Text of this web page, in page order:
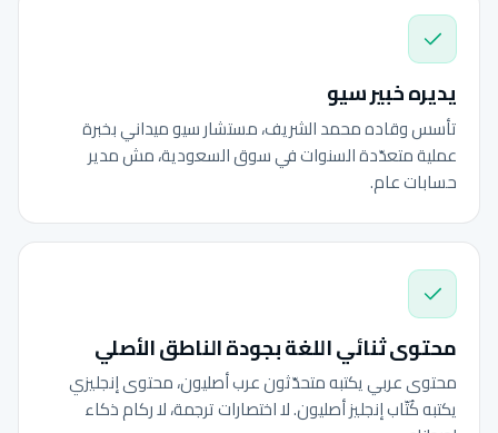
يديره خبير سيو
تأسس وقاده محمد الشريف، مستشار سيو ميداني بخبرة
عملية متعدّدة السنوات في سوق السعودية، مش مدير
حسابات عام.
محتوى ثنائي اللغة بجودة الناطق الأصلي
محتوى عربي يكتبه متحدّثون عرب أصليون، محتوى إنجليزي
يكتبه كُتّاب إنجليز أصليون. لا اختصارات ترجمة، لا ركام ذكاء